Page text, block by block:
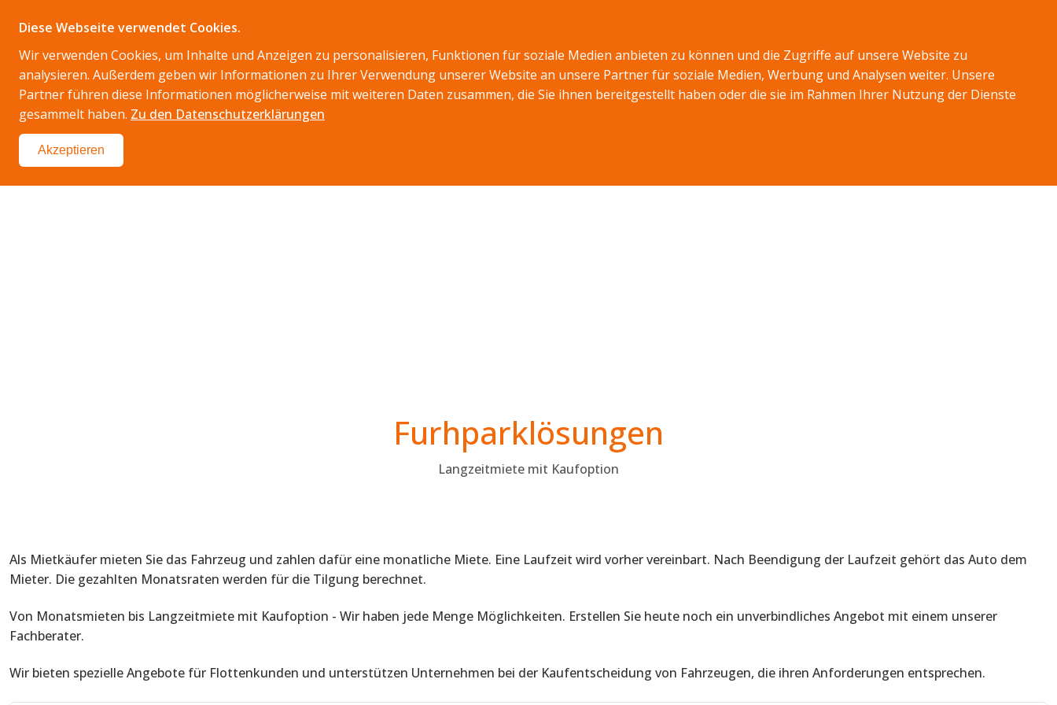
HOME FAHRZEUGE FUHRPARKLÖSUNGEN BLOGS FAQ ÜBER UNS TERMIN VEREINBAREN
Furhparklösungen
Langzeitmiete mit Kaufoption
Als Mietkäufer mieten Sie das Fahrzeug und zahlen dafür eine monatliche Miete. Eine Laufzeit wird vorher vereinbart. Nach Beendigung der Laufzeit gehört das Auto dem
Mieter. Die gezahlten Monatsraten werden für die Tilgung berechnet.
Von Monatsmieten bis Langzeitmiete mit Kaufoption - Wir haben jede Menge Möglichkeiten. Erstellen Sie heute noch ein unverbindliches Angebot mit einem unserer
Fachberater.
Wir bieten spezielle Angebote für Flottenkunden und unterstützen Unternehmen bei der Kaufentscheidung von Fahrzeugen, die ihren Anforderungen entsprechen.
Diese Webseite verwendet Cookies.
Wir verwenden Cookies, um Inhalte und Anzeigen zu personalisieren, Funktionen für soziale Medien anbieten zu können und die Zugriffe auf unsere Website zu
analysieren. Außerdem geben wir Informationen zu Ihrer Verwendung unserer Website an unsere Partner für soziale Medien, Werbung und Analysen weiter. Unsere
Partner führen diese Informationen möglicherweise mit weiteren Daten zusammen, die Sie ihnen bereitgestellt haben oder die sie im Rahmen Ihrer Nutzung der Dienste
gesammelt haben. Zu den Datenschutzerklärungen
Akzeptieren